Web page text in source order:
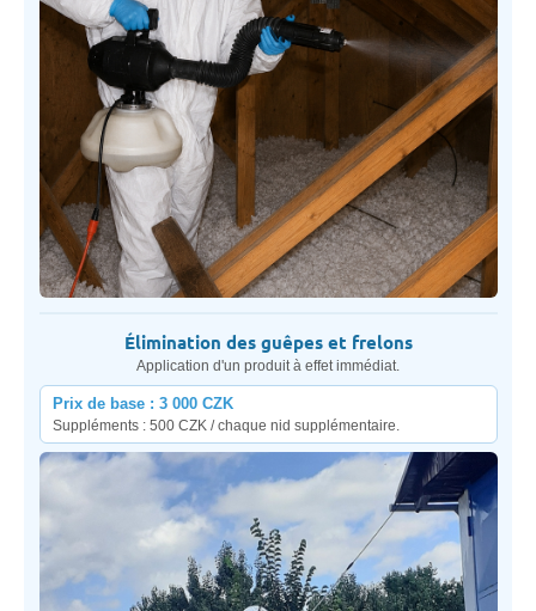
Élimination des guêpes et frelons
Application d'un produit à effet immédiat.
Prix de base : 3 000 CZK
Suppléments : 500 CZK / chaque nid supplémentaire.